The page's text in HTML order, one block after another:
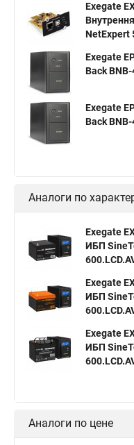
Exegate
NetExpert
Exegate
Back BNB-
Exegate
Back BNB-
Аналоги по
Exegate
ИБП
Exegate
ИБП
Exegate
ИБП
Аналоги по цене